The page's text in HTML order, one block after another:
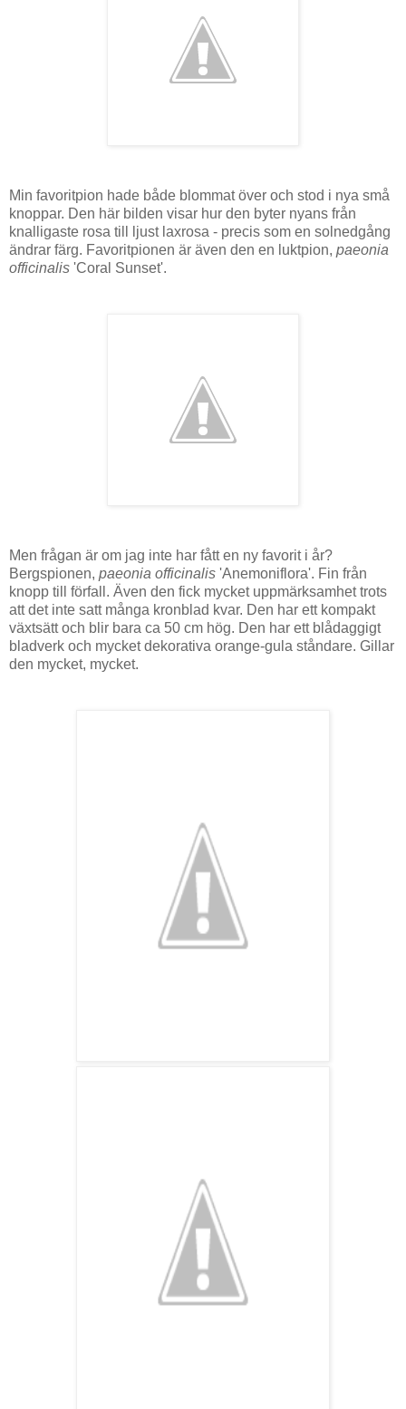
Min favoritpion hade både blommat över och stod i nya små
knoppar. Den här bilden visar hur den byter nyans från
knalligaste rosa till ljust laxrosa - precis som en solnedgång
ändrar färg. Favoritpionen är även den en luktpion, paeonia
officinalis 'Coral Sunset'.
Men frågan är om jag inte har fått en ny favorit i år?
Bergspionen, paeonia officinalis 'Anemoniflora'. Fin från
knopp till förfall. Även den fick mycket uppmärksamhet trots
att det inte satt många kronblad kvar. Den har ett kompakt
växtsätt och blir bara ca 50 cm hög. Den har ett blådaggigt
bladverk och mycket dekorativa orange-gula ståndare. Gillar
den mycket, mycket.